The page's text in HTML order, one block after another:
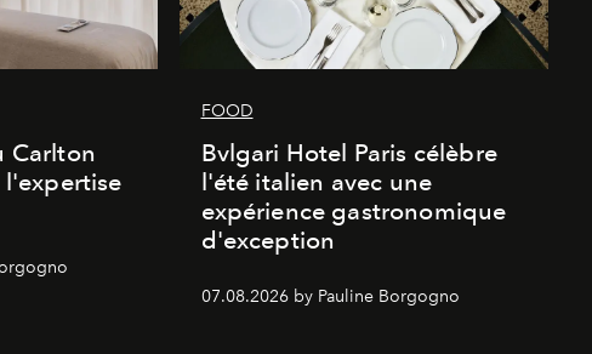
Carlton
l'expertise
FOOD
Bvlgari Hotel Paris célèbre
l'été italien avec une
expérience gastronomique
d'exception
07.08.2026 by Pauline Borgogno